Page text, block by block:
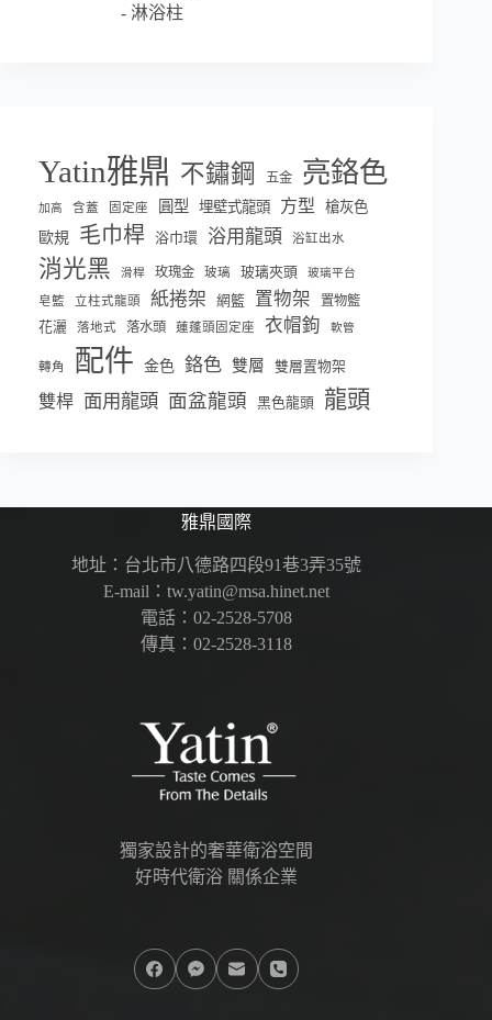
淋浴柱
Yatin雅鼎 不鏽鋼 五金 亮鉻色
加高 含蓋 固定座 圓型 埋壁式龍頭 方型
槍灰色
歐規
毛巾桿 浴巾環 浴用龍頭 浴缸出水
消光黑 滑桿 玫瑰金 玻璃 玻璃夾頭 玻璃平台
皂籃 立柱式龍頭 紙捲架 網籃 置物架
置物籃
花灑
落地式 落水頭 蓮蓬頭固定座 衣帽鉤 軟管
轉角 配件 金色 鉻色 雙層 雙層置物架
雙桿 面用龍頭 面盆龍頭 黑色龍頭 龍頭
雅鼎國際
地址：台北市八德路四段91巷3弄35號
E-mail：tw.yatin@msa.hinet.net
電話：02-2528-5708
傳真：02-2528-3118
獨家設計的奢華衛浴空間
好時代衛浴 關係企業